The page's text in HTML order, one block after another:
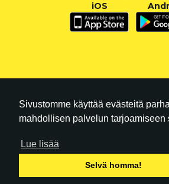
Sivustomme käyttää evästeitä
mahdollisen palvelun tarjoamiseen
Lue lisää
Selvä homma!
iOS